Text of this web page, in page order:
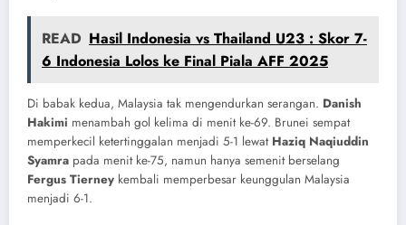
READ Hasil Indonesia vs Thailand U23 : Skor 7-
6 Indonesia Lolos ke Final Piala AFF 2025
Di babak kedua, Malaysia tak mengendurkan serangan. Danish
Hakimi menambah gol kelima di menit ke-69. Brunei sempat
memperkecil ketertinggalan menjadi 5-1 lewat Haziq Naqiuddin
Syamra pada menit ke-75, namun hanya semenit berselang
Fergus Tierney kembali memperbesar keunggulan Malaysia
menjadi 6-1.